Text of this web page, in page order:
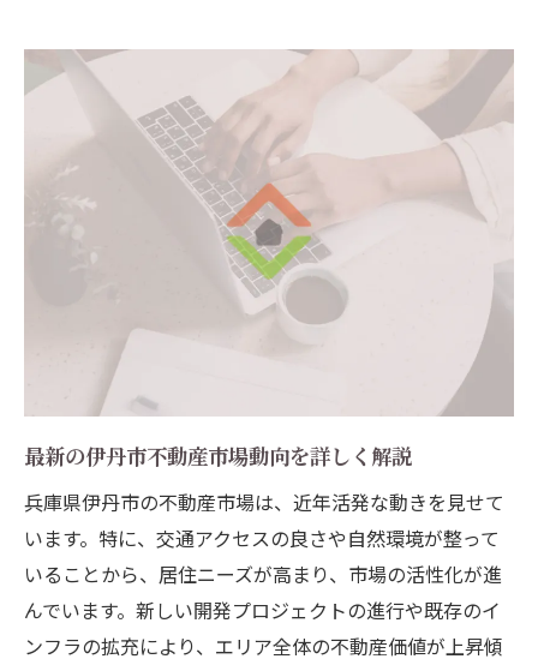
最新の伊丹市不動産市場動向を詳しく解説
兵庫県伊丹市の不動産市場は、近年活発な動きを見せて
います。特に、交通アクセスの良さや自然環境が整って
いることから、居住ニーズが高まり、市場の活性化が進
んでいます。新しい開発プロジェクトの進行や既存のイ
ンフラの拡充により、エリア全体の不動産価値が上昇傾